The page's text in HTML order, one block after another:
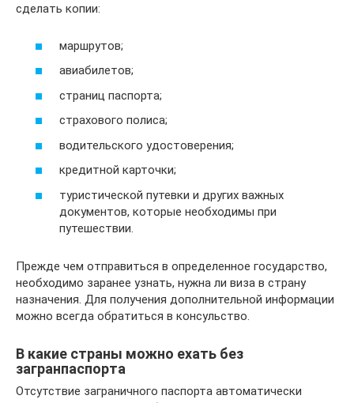
сделать копии:
маршрутов;
авиабилетов;
страниц паспорта;
страхового полиса;
водительского удостоверения;
кредитной карточки;
туристической путевки и других важных
документов, которые необходимы при
путешествии.
Прежде чем отправиться в определенное государство,
необходимо заранее узнать, нужна ли виза в страну
назначения. Для получения дополнительной информации
можно всегда обратиться в консульство.
В какие страны можно ехать без
загранпаспорта
Отсутствие заграничного паспорта автоматически